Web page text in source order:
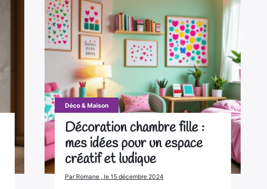
Déco & Maison
Décoration chambre fille :
mes idées pour un espace
créatif et ludique
Par Romane , le 15 décembre 2024